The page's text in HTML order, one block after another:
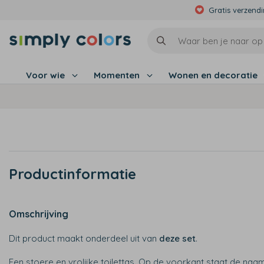
Gratis
Voor wie Momenten Wonen en decoratie
Productinformatie
Omschrijving
Dit product maakt onderdeel uit van deze set.